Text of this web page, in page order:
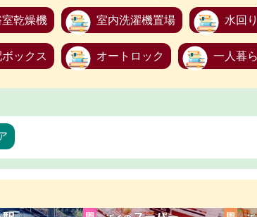
室乾燥機 室内洗濯機置場 水回り
ックス オートロック 一人暮